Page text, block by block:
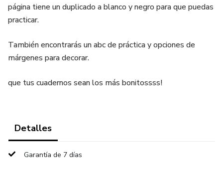
página tiene un duplicado a blanco y negro para que puedas
practicar.
También encontrarás un abc de práctica y opciones de
márgenes para decorar.
que tus cuadernos sean los más bonitossss!
Detalles
Garantía de 7 días